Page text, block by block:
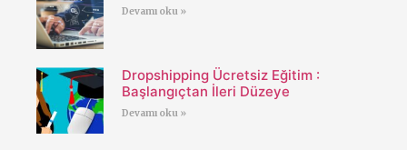
Devamı oku »
Dropshipping Ücretsiz Eğitim :
Başlangıçtan İleri Düzeye
Devamı oku »